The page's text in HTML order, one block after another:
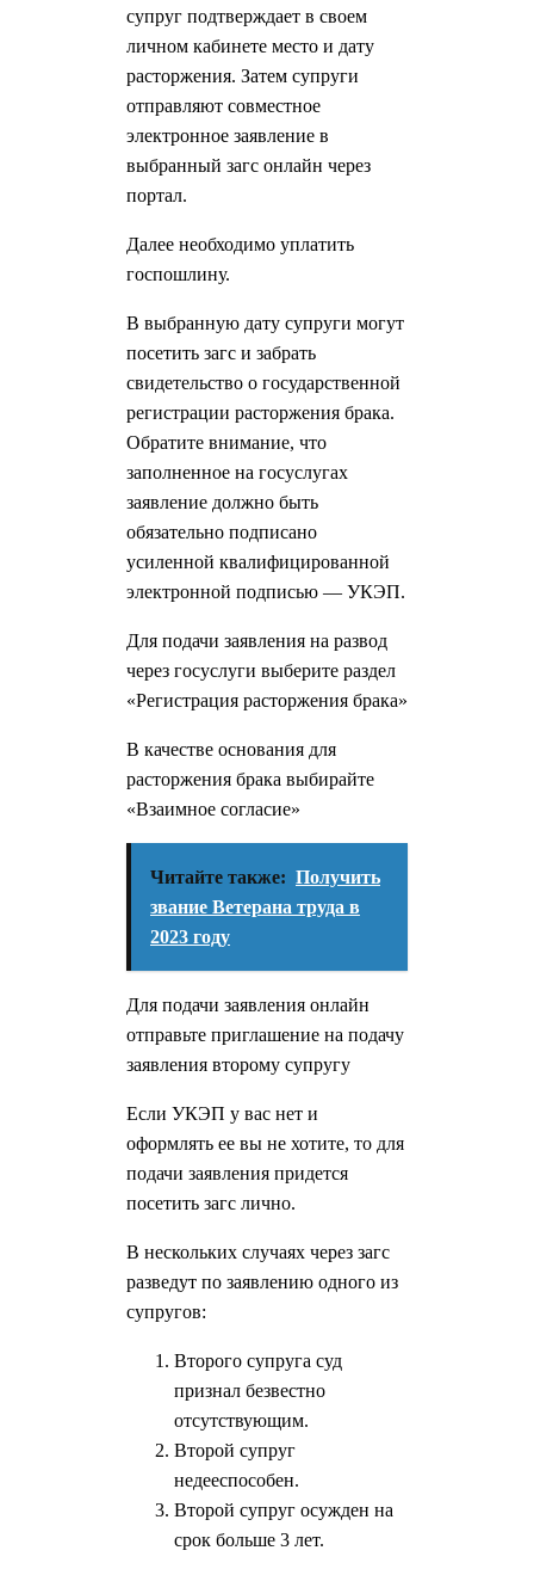
супруг подтверждает в своем
личном кабинете место и дату
расторжения. Затем супруги
отправляют совместное
электронное заявление в
выбранный загс онлайн через
портал.
Далее необходимо уплатить
госпошлину.
В выбранную дату супруги могут
посетить загс и забрать
свидетельство о государственной
регистрации расторжения брака.
Обратите внимание, что
заполненное на госуслугах
заявление должно быть
обязательно подписано
усиленной квалифицированной
электронной подписью — УКЭП.
Для подачи заявления на развод
через госуслуги выберите раздел
«Регистрация расторжения брака»
В качестве основания для
расторжения брака выбирайте
«Взаимное согласие»
Читайте также: Получить
звание Ветерана труда в
2023 году
Для подачи заявления онлайн
отправьте приглашение на подачу
заявления второму супругу
Если УКЭП у вас нет и
оформлять ее вы не хотите, то для
подачи заявления придется
посетить загс лично.
В нескольких случаях через загс
разведут по заявлению одного из
супругов:
Второго супруга суд
признал безвестно
отсутствующим.
Второй супруг
недееспособен.
Второй супруг осужден на
срок больше 3 лет.